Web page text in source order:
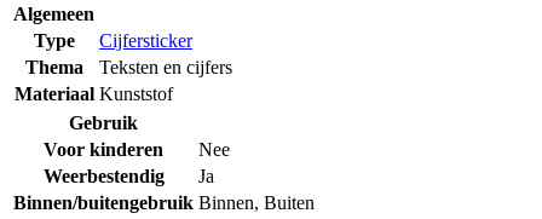
Algemeen
Type
Cijfersticker
Thema
Teksten en cijfers
Materiaal Kunststof
Gebruik
Voor kinderen
Nee
Weerbestendig
Ja
Binnen/buitengebruik Binnen, Buiten